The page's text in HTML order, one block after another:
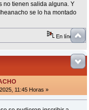
no tienen salida alguna. Y
se lo ha montado
En línea
11:45 Horas »